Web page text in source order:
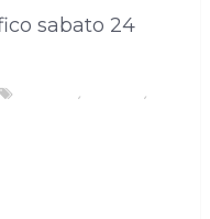
sabato 24
,
,